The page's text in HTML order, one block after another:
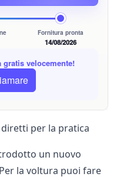
Fornitura pronta
14/08/2026
velocemente!
per la pratica
un nuovo
la voltura puoi fare